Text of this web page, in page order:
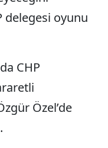
delegesi oyunu
CHP
Özel’de